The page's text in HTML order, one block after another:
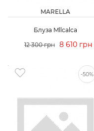
MARELLA
Блуза Mllcalca
12 300 грн 8 610 грн
-50%